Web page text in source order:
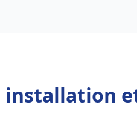
installation